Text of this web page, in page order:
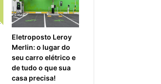
Eletroposto Leroy
Merlin: o lugar do
seu carro elétrico e
de tudo o que sua
casa precisa!